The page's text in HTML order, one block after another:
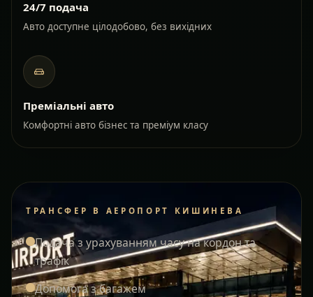
24/7 подача
Авто доступне цілодобово, без вихідних
Преміальні авто
Комфортні авто бізнес та преміум класу
ТРАНСФЕР В АЕРОПОРТ КИШИНЕВА
Подача з урахуванням часу на кордон та
трафік
Допомога з багажем